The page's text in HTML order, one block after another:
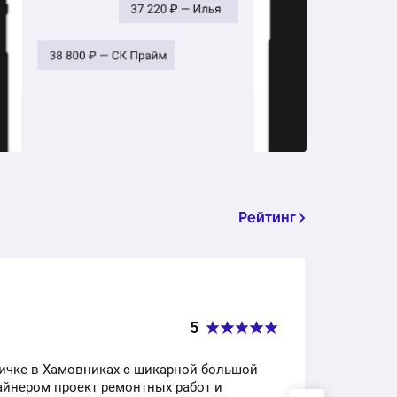
Рейтинг
5
в Хамовниках с шикарной большой
проект ремонтных работ и